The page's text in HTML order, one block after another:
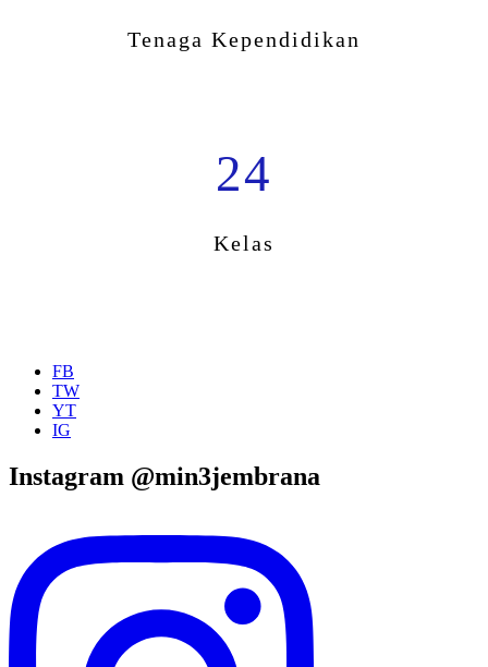
Tenaga Kependidikan
24
Kelas
FB
TW
YT
IG
Instagram @min3jembrana